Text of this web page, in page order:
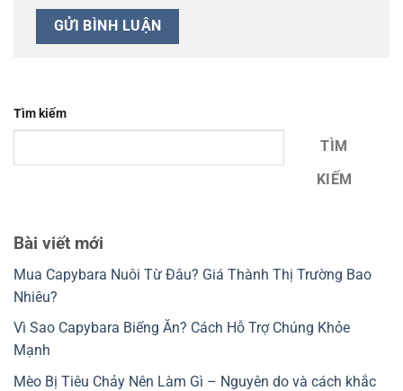
Tìm kiếm
TÌM
KIẾM
Bài viết mới
Mua Capybara Nuôi Từ Đâu? Giá Thành Thị Trường Bao
Nhiêu?
Vì Sao Capybara Biếng Ăn? Cách Hỗ Trợ Chúng Khỏe
Mạnh
Mèo Bị Tiêu Chảy Nên Làm Gì – Nguyên do và cách khắc